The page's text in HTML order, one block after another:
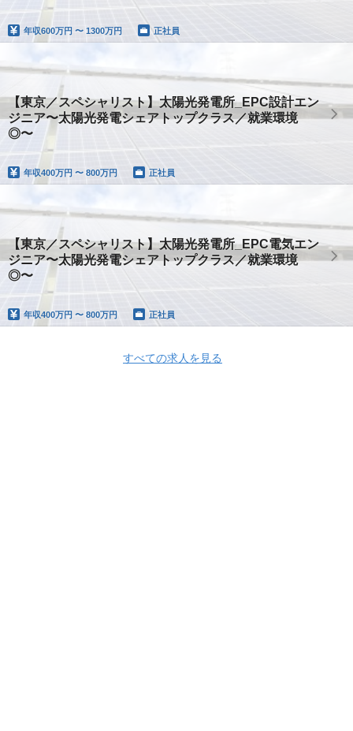
年収600万円 〜 1300万円 正社員
【東京／スペシャリスト】太陽光発電所_EPC設計エン
ジニア〜太陽光発電シェアトップクラス／就業環境
◎〜
年収400万円 〜 800万円 正社員
【東京／スペシャリスト】太陽光発電所_EPC電気エン
ジニア〜太陽光発電シェアトップクラス／就業環境
◎〜
年収400万円 〜 800万円 正社員
すべての求人を見る